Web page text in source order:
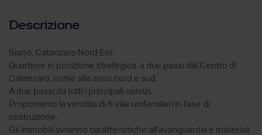
Descrizione
Siano, Catanzaro Nord Est.
Quartiere in posizione strategica, a due passi dal Centro di
Catanzaro, come alla zona nord e sud.
A due passi da tutti i principali servizi.
Proponiamo la vendita di 6 ville unifamiliari in fase di
costruzione.
Gli immobili avranno caratteristiche all'avanguardia e materiali